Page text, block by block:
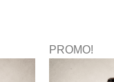
PROMO!